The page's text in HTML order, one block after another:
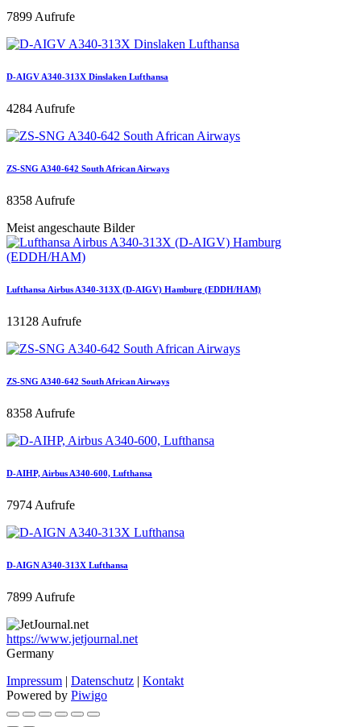
7899 Aufrufe
D-AIGV A340-313X Dinslaken Lufthansa
4284 Aufrufe
ZS-SNG A340-642 South African Airways
8358 Aufrufe
Meist angeschaute Bilder
Lufthansa Airbus A340-313X (D-AIGV) Hamburg (EDDH/HAM)
13128 Aufrufe
ZS-SNG A340-642 South African Airways
8358 Aufrufe
D-AIHP, Airbus A340-600, Lufthansa
7974 Aufrufe
D-AIGN A340-313X Lufthansa
7899 Aufrufe
https://www.jetjournal.net
Germany
Impressum | Datenschutz | Kontakt
Powered by Piwigo